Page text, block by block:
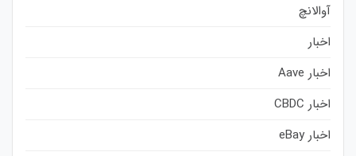
آوالانچ
اخبار
اخبار Aave
اخبار CBDC
اخبار eBay